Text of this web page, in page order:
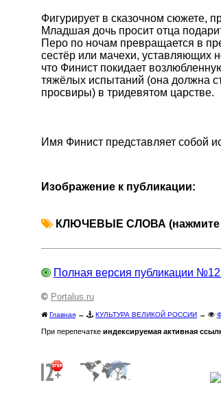
Фигурирует в сказочном
Младшая дочь просит отца
Перо по ночам превращается в
сестёр или мачехи, уставляющих
что Финист покидает
тяжёлых испытаний (она должна
просвиры) в тридевятом царстве.
Имя Финист представляет собой
Изображение к публикации:
КЛЮЧЕВЫЕ СЛОВА (нажмите
Полная версия публикации
© Portalus.ru
Главная → КУЛЬТУРА ВЕЛИКОЙ РОССИИ →
При перепечатке индексируемая активная